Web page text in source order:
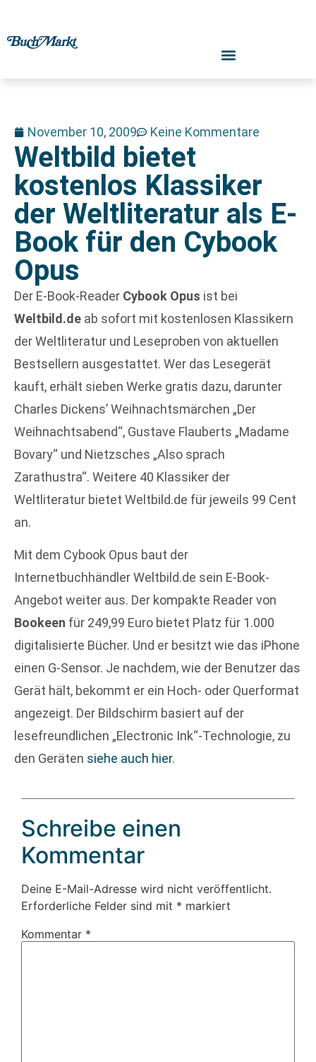
November 10, 2009 Keine Kommentare
Weltbild bietet
kostenlos Klassiker
der Weltliteratur als E-
Book für den Cybook
Opus
Der E-Book-Reader Cybook Opus ist bei
Weltbild.de ab sofort mit kostenlosen Klassikern
der Weltliteratur und Leseproben von aktuellen
Bestsellern ausgestattet. Wer das Lesegerät
kauft, erhält sieben Werke gratis dazu, darunter
Charles Dickens’ Weihnachtsmärchen „Der
Weihnachtsabend“, Gustave Flauberts „Madame
Bovary“ und Nietzsches „Also sprach
Zarathustra“. Weitere 40 Klassiker der
Weltliteratur bietet Weltbild.de für jeweils 99 Cent
an.
Mit dem Cybook Opus baut der
Internetbuchhändler Weltbild.de sein E-Book-
Angebot weiter aus. Der kompakte Reader von
Bookeen für 249,99 Euro bietet Platz für 1.000
digitalisierte Bücher. Und er besitzt wie das iPhone
einen G-Sensor. Je nachdem, wie der Benutzer das
Gerät hält, bekommt er ein Hoch- oder Querformat
angezeigt. Der Bildschirm basiert auf der
lesefreundlichen „Electronic Ink“-Technologie, zu
den Geräten siehe auch hier.
Schreibe einen
Kommentar
Deine E-Mail-Adresse wird nicht veröffentlicht.
Erforderliche Felder sind mit * markiert
Kommentar *